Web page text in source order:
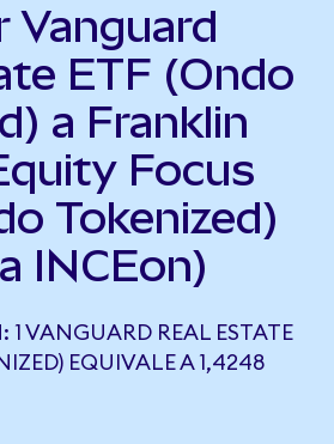
Vanguard
ETF (Ondo
a Franklin
Focus
Tokenized)
INCEon)
VANGUARD REAL ESTATE
EQUIVALE A 1,4248